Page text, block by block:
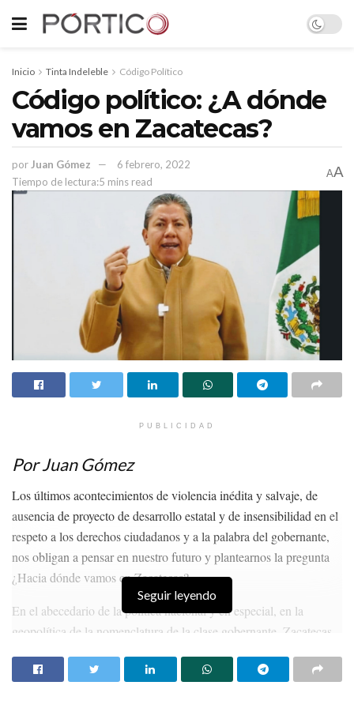
Inicio Tinta Indeleble Código Político
Código político: ¿A dónde
vamos en Zacatecas?
por Juan Gómez
6 febrero, 2022
Tiempo de lectura:5 mins read
AA
PUBLICIDAD
Por Juan Gómez
Los últimos acontecimientos de violencia inédita y salvaje, de
ausencia de proyecto de desarrollo estatal y de insensibilidad en el
respeto a los derechos ciudadanos y a la palabra del gobernante,
nos obligan a pensar en nuestro futuro y plantearnos la pregunta
¿Hacia dónde vamos en Zacatecas?
En el abecedario de la política nacional y en especial, en la
geopolítica de la nomenclatura de la clase gobernante, Zacatecas
recibido ancestralmente, puesto que su aportación a la economía
Seguir leyendo